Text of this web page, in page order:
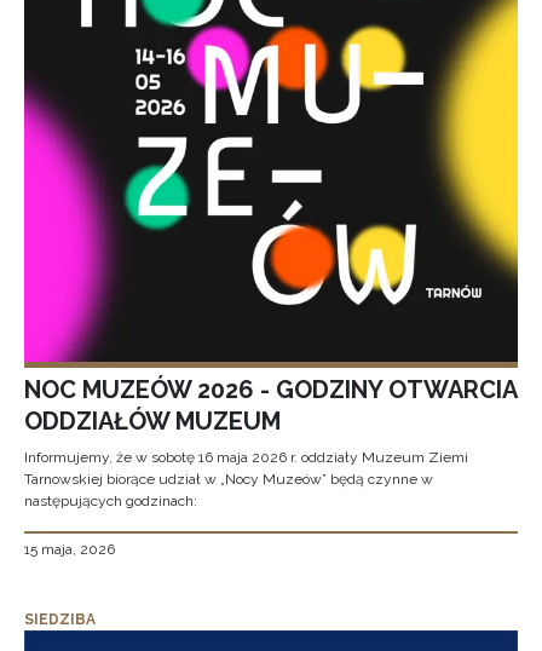
NOC MUZEÓW 2026 - GODZINY OTWARCIA
ODDZIAŁÓW MUZEUM
Informujemy, że w sobotę 16 maja 2026 r. oddziały Muzeum Ziemi
Tarnowskiej biorące udział w „Nocy Muzeów” będą czynne w
następujących godzinach:
15 maja, 2026
SIEDZIBA